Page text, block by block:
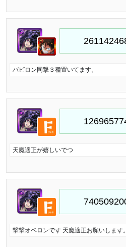
バビロン同撃３種置いてます。
天魔適正が嬉しいでつ
撃撃オベロンです 天魔適正お願いします。